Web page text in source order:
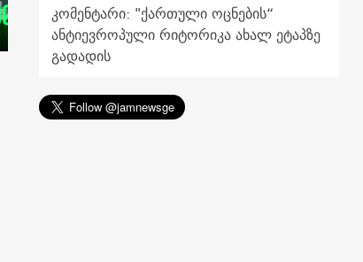
კომენტარი: "ქართული ოცნების“
ანტიევროპული რიტორიკა ახალ ეტაპზე
გადადის